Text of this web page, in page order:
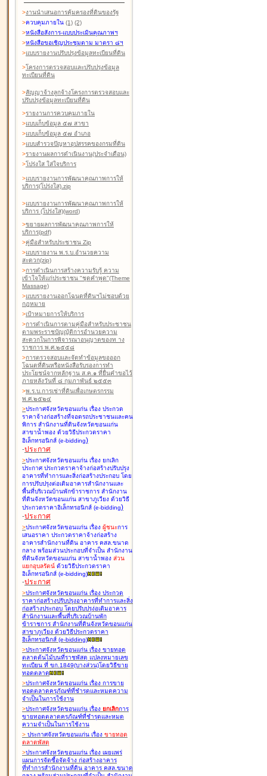
>งานนำเสนอการคุ้มครองที่ดินของรัฐ
>ควบคุมภายใน (1) (2)
>หนังสือสังการ-แบบประเมินคุณภาพฯ
>หนังสือขอเชิญประชุมตาม มาตรา ๘ฯ
>แบบรายงานปรับปรุงข้อมูลทะเบียนที่ดิน
>โครงการตรวจสอบและปรับปรุงข้อมูล
ทะเบียนที่ดิน
>สัญญาจ้างลูกจ้างโครงการตรวจสอบและ
ปรับปรุงข้อมูลทะเบียนที่ดิน
>รายงานการควบคุมภายใน
>แบบเก็บข้อมูล ๕๗ สาขา
>แบบเก็บข้อมูล ๕๗ อำเภอ
>แบบสำรวจปัญหาอุปสรรคของกรมที่ดิน
>รายงานผลการดำเนินงาน(ประจำเดือน)
>โปร่งใส ใส่ใจบริการ
>แบบรายงานการพัฒนาคุณภาพการให้
บริการ(โปร่งใส).zip
>แบบรายงานการพัฒนาคุณภาพการให้
บริการ (โปร่งใส)(word)
>ขยายผลการพัฒนาคุณภาพการให้
บริการ(pdf)
>คู่มือสำหรับประชาชน Zip
>แบบรายงาน พ.ร.บ.อำนวยความ
สะดวก(zip)
>การดำเนินการสร้างความรับรู้ ความ
เข้าใจให้แก่ประชาชน "ชุดคำพูด"(Theme
Massage)
>แบบรายงานออกโฉนดที่ดินฯไม่ชอบด้วย
กฎหมาย
>เป้าหมายการให้บริการ
>การดำเนินการตามคู่มือสำหรับประชาชน
ตามพระราชบัญญัติการอำนวยความ
สะดวกในการพิจารณาอนุญาตของท าง
ราชการ พ.ศ.๒๕๕๘
>การตรวจสอบและจัดทำข้อมูลขอออก
โฉนดที่ดินหรือหนังสือรับรองการทำ
ประโยชน์จากหลักฐาน ส.ค.๑ ที่ยื่นคำขอไว้
ภายหลังวันที่ ๘ กุมภาพันธ์ ๒๕๕๓
>พ.ร.บ.การเช่าที่ดินเพื่อเกษตรกรรม
พ.ศ.๒๕๒๔
>ประกาศจังหวัดขอนแก่น เรื่อง ประกวด
ราคาจ้างก่อสร้างที่จอดรถประชาชนและคน
พิการ สำนักงานที่ดินจังหวัดขอนแก่น
สาขาน้ำพอง ด้วยวิธีประกวดราคา
อิเล็กทรอนิกส์ (e-bidding)
-ประกาศ
>ประกาศจังหวัดขอนแก่น เรื่อง ยกเลิก
ประกาศ ประกวดราคาจ้างก่อสร้างปรับปรุง
อาคารที่ทำการและสิ่งก่อสร้างประกอบ โดย
การปรับปรุงต่อเติมอาคารสำนักงานและ
พื้นที่บริเวณบ้านพักข้าราชการ สำนักงาน
ที่ดินจังหวัดขอนแก่น สาขาภูเวียง ด้วยวิธี
ประกวดราคาอิเล็กทรอนิกส์ (e-bidding)
-ประกาศ
>ประกาศจังหวัดขอนแก่น เรื่อง ผู้ชนะการ
เสนอราคา ประกวดราคาจ้างก่อสร้าง
อาคารสำนักงานที่ดิน อาคาร คสล.ขนาด
กลาง พร้อมส่วนประกอบที่จำเป็น สำนักงาน
ที่ดินจังหวัดขอนแก่น สาขาน้ำพอง ส่วน
แยกอุบลรัตน์ ด้วยวิธีประกวดราคา
อิเล็กทรอนิกส์ (e-bidding)
-ประกาศ
>ประกาศจังหวัดขอนแก่น เรื่อง ประกวด
ราคาก่อสร้างปรับปรุงอาคารที่ทำการและสิ่ง
ก่อสร้างประกอบ โดยปรับปรุง่อเติมอาคาร
สำนักงานและพื้นที่บริเวณบ้านพัก
ข้าราชการ สำนักงานที่ดินจังหวัดขอนแก่น
สาขาภูเวียง ด้วยวิธีประกวดราคา
อิเล็กทรอนิกส์ (e-bidding)
>ประกาศจังหวัดขอนแก่น เรื่อง ขายทอด
ตลาดต้นไม้บนที่ราชพัสดุ แปลงหมายเลข
ทะเบียน ที่ ขก.1849(บางส่วน)โดยวิธีขาย
ทอดตลาด
>ประกาศจังหวัดขอนแก่น เรื่อง การขาย
ทอดตลาดครุภัณฑ์ที่ชำรุดและหมดความ
จำเป็นในการใช้งาน
>ประกาศจังหวัดขอนแก่น เรื่อง ยกเลิกการ
ขายทอดตลาดครุภัณฑ์ที่ชำรุดและหมด
ความจำเป็นในการใช้งาน
> ประกาศจังหวัดขอนแก่น เรื่อง ขายทอด
ตลาดพัสดุ
>ประกาศจังหวัดขอนแก่น เรื่อง เผยแพร่
แผนการจัดซื้อจัดจ้าง ก่อสร้างอาคาร
ที่ทำการสำนักงานที่ดิน อาคาร คสล.ขนาด